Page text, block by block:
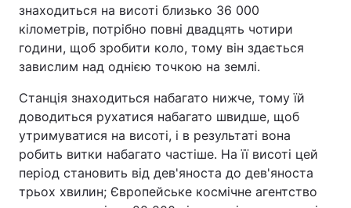
знаходиться на висоті близько 36 000
кілометрів, потрібно повні двадцять чотири
години, щоб зробити коло, тому він здається
завислим над однією точкою на землі.
Станція знаходиться набагато нижче, тому їй
доводиться рухатися набагато швидше, щоб
утримуватися на висоті, і в результаті вона
робить витки набагато частіше. На її висоті цей
період становить від дев'яноста до дев'яноста
трьох хвилин; Європейське космічне агентство